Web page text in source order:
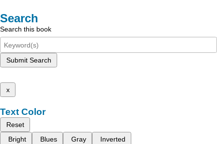
Search
Search this book
Submit Search
x
Text Color
Reset
Bright
Blues Gray Inverted